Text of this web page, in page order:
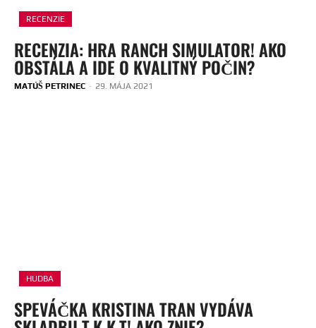
RECENZIE
RECENZIA: HRA RANCH SIMULATOR! AKO
OBSTÁLA A IDE O KVALITNÝ POČIN?
MATÚŠ PETRINEC - 29. MÁJA 2021
HUDBA
SPEVÁČKA KRISTINA TRAN VYDÁVA